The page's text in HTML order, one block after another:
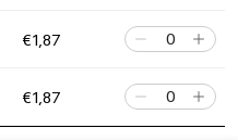
€1,87
€1,87